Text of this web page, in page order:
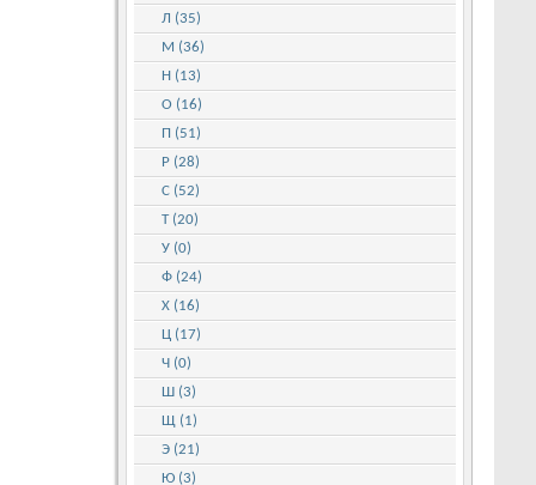
Л (35)
М (36)
Н (13)
О (16)
П (51)
Р (28)
С (52)
Т (20)
У (0)
Ф (24)
Х (16)
Ц (17)
Ч (0)
Ш (3)
Щ (1)
Э (21)
Ю (3)